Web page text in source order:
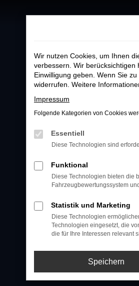
Wir nutzen Cookies, um Ihnen
verbessern. Wir
Einwilligung geben. Wenn Sie
widerrufen. Weitere
Impressum
Folgende Kategorien von Cookies
Essentiell
Diese Technologien sind
Funktional
Diese Technologien bieten die
Fahrzeugbewertungssystem
Statistik und Marketing
Diese Technologien
Technologien eingesetzt, die
die für Ihre Interessen relevant
Speichern